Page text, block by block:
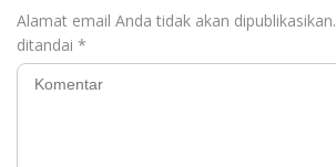
Alamat email Anda tidak akan dipublikasikan.
ditandai *